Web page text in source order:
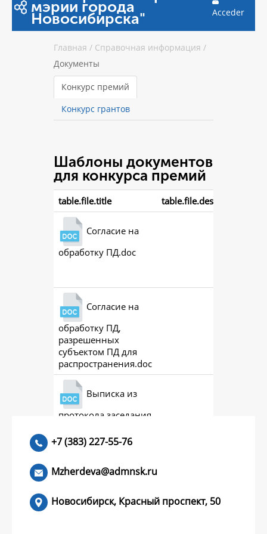
мэрии города
Новосибирска" Acceder
Главная / Справочная информация /
Документы
Конкурс премий
Конкурс грантов
Шаблоны документов
для конкурса премий
table.file.title table.file.description
Согласие на
обработку ПД.doc
Согласие на
обработку ПД,
разрешенных
субъектом ПД для
распространения.doc
Выписка из
протокола заседания
+7 (383) 227-55-76
Mzherdeva@admnsk.ru
Новосибирск, Красный проспект, 50